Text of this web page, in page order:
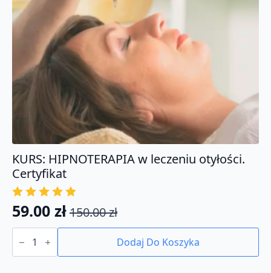
KURS: HIPNOTERAPIA w leczeniu otyłości.
Certyfikat
150.00zł
Pierwotna
cena
wynosiła:
59.00 zł
Aktualna
cena
wynosi:
ilość
KURS:
w
Dodaj Do Koszyka